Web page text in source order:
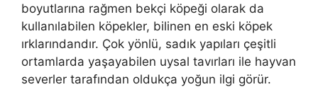
boyutlarına rağmen bekçi köpeği olarak da
kullanılabilen köpekler, bilinen en eski köpek
ırklarındandır. Çok yönlü, sadık yapıları çeşitli
ortamlarda yaşayabilen uysal tavırları ile hayvan
severler tarafından oldukça yoğun ilgi görür.